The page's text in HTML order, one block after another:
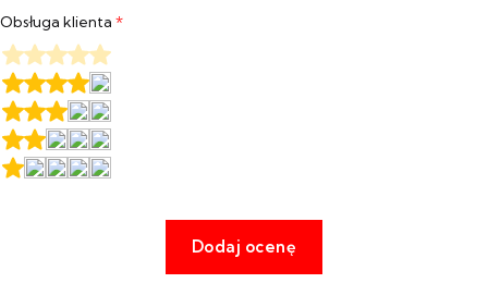
Obsługa klienta *